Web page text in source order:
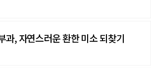
과, 자연스러운 환한 미소 되찾기